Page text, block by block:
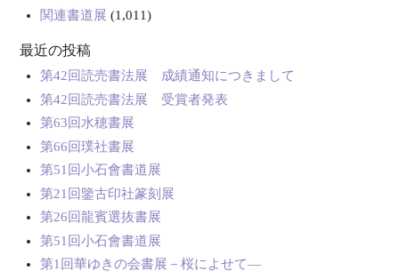
関連書道展 (1,011)
最近の投稿
第42回読売書法展 成績通知につきまして
第42回読売書法展 受賞者発表
第63回水穂書展
第66回璞社書展
第51回小石會書道展
第21回鑒古印社篆刻展
第26回龍賓選抜書展
第51回小石會書道展
第1回華ゆきの会書展－桜によせて―